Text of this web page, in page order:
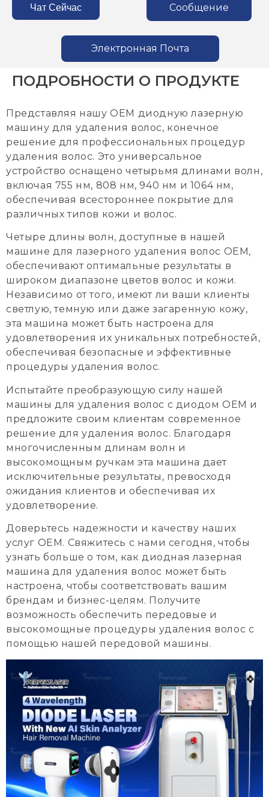
Чат Сейчас Сообщение
Электронная Почта
ПОДРОБНОСТИ О ПРОДУКТЕ
Представляя нашу OEM диодную лазерную
машину для удаления волос, конечное
решение для профессиональных процедур
удаления волос. Это универсальное
устройство оснащено четырьмя длинами волн,
включая 755 нм, 808 нм, 940 нм и 1064 нм,
обеспечивая всестороннее покрытие для
различных типов кожи и волос.
Четыре длины волн, доступные в нашей
машине для лазерного удаления волос OEM,
обеспечивают оптимальные результаты в
широком диапазоне цветов волос и кожи.
Независимо от того, имеют ли ваши клиенты
светлую, темную или даже загаренную кожу,
эта машина может быть настроена для
удовлетворения их уникальных потребностей,
обеспечивая безопасные и эффективные
процедуры удаления волос.
Испытайте преобразующую силу нашей
машины для удаления волос с диодом OEM и
предложите своим клиентам современное
решение для удаления волос. Благодаря
многочисленным длинам волн и
высокомощным ручкам эта машина дает
исключительные результаты, превосходя
ожидания клиентов и обеспечивая их
удовлетворение.
Доверьтесь надежности и качеству наших
услуг OEM. Свяжитесь с нами сегодня, чтобы
узнать больше о том, как диодная лазерная
машина для удаления волос может быть
настроена, чтобы соответствовать вашим
брендам и бизнес-целям. Получите
возможность обеспечить передовые и
высокомощные процедуры удаления волос с
помощью нашей передовой машины.